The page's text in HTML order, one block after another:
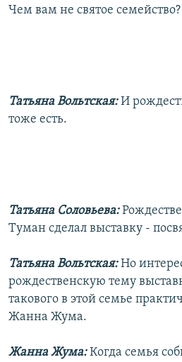
Чем вам не святое семейство?
Татьяна Вольтская:И
тоже есть.
Татьяна Соловьева:
Туман сделал выставку -
Татьяна Вольтская:Но
рождественскую тему
такового в этой семье
Жанна Жума.
Жанна Жума:Когда семья